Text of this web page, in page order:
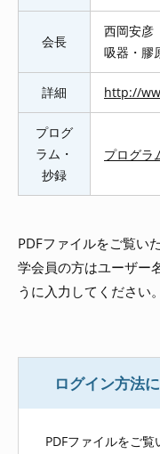
会長
西岡安彦
吸器・膠
詳細 http://
プログ
ラム・
抄録
プログラ
PDFファイルをご覧い
学会員の方はユーザー
うに入力してください。
ログイン方法
PDFファイルをご